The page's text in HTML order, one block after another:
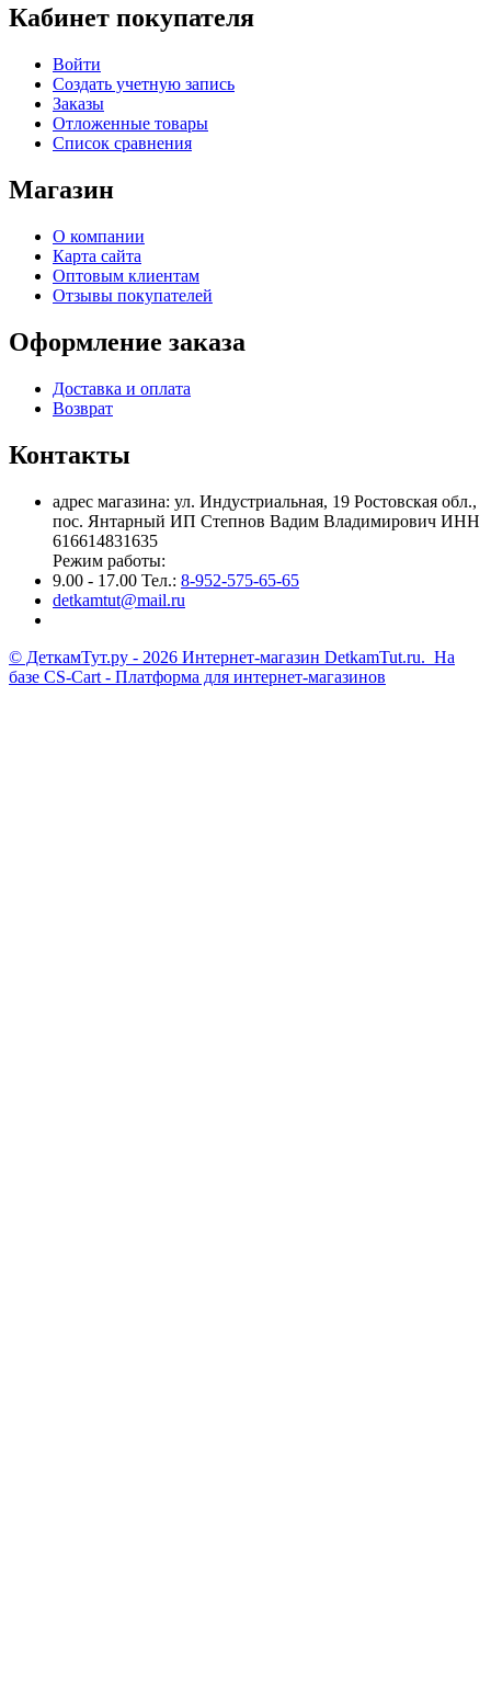
Кабинет покупателя
Войти
Создать учетную запись
Заказы
Отложенные товары
Список сравнения
Магазин
О компании
Карта сайта
Оптовым клиентам
Отзывы покупателей
Оформление заказа
Доставка и оплата
Возврат
Контакты
адрес магазина: ул. Индустриальная, 19 Ростовская обл.,
пос. Янтарный ИП Степнов Вадим Владимирович ИНН
616614831635
Режим работы:
9.00 - 17.00 Тел.: 8-952-575-65-65
detkamtut@mail.ru
© ДеткамТут.ру - 2026 Интернет-магазин DetkamTut.ru. На
базе CS-Cart - Платформа для интернет-магазинов